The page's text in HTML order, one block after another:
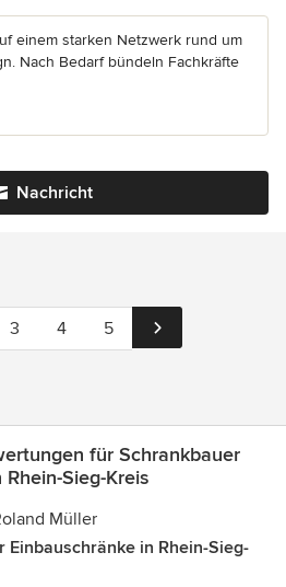
einem starken Netzwerk rund um
Nach Bedarf bündeln Fachkräfte
Nachricht
3 4 5
für Schrankbauer
Sieg-Kreis
Müller
Einbauschränke in Rhein-Sieg-